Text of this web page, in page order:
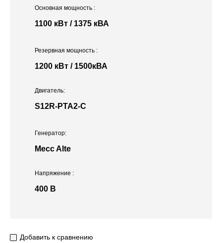
Основная мощность :
1100 кВт / 1375 кВА
Двигатель:
S12R-PTA2-C
Напряжение :
400 В
Резервная мощность :
1200 кВт / 1500кВА
Генератор:
Mecc Alte
Добавить к сравнению